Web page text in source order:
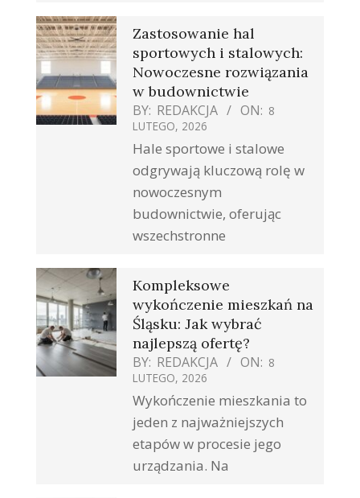
Zastosowanie hal
sportowych i stalowych:
Nowoczesne rozwiązania
w budownictwie
BY: REDAKCJA ON: 8
LUTEGO, 2026
Hale sportowe i stalowe
odgrywają kluczową rolę w
nowoczesnym
budownictwie, oferując
wszechstronne
Kompleksowe
wykończenie mieszkań na
Śląsku: Jak wybrać
najlepszą ofertę?
BY: REDAKCJA ON: 8
LUTEGO, 2026
Wykończenie mieszkania to
jeden z najważniejszych
etapów w procesie jego
urządzania. Na